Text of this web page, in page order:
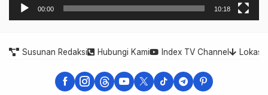
00:00 10:18
Susunan Redaksi Hubungi Kami Index TV Channel Lokasi